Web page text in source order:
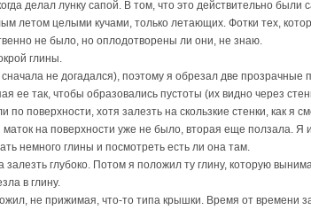
делал лунку сапой. В том, что это действительно
летом целыми кучами, только летающих. Фотки тех,
не было, но оплодотворены ли они, не знаю.
глины.
не догадался), поэтому я обрезал две прозрачные
ее так, чтобы образовались пустоты (их видно через
поверхности, хотя залезть на скользкие стенки, как
на поверхности уже не было, вторая еще ползала. Я
немного глины и посмотреть есть ли она там.
глубоко. Потом я положил ту глину, которую
в глину.
не прижимая, что-то типа крышки. Время от времени